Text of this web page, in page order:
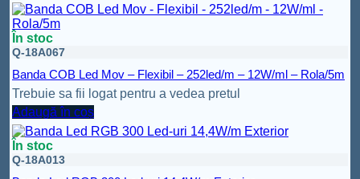
În stoc
Q-18A067
Banda COB Led Mov – Flexibil – 252led/m – 12W/ml – Rola/5m
Trebuie sa fii logat pentru a vedea pretul
Adaugă în coș
În stoc
Q-18A013